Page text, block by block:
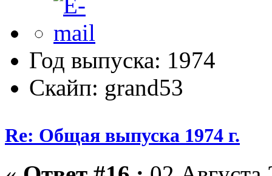
Год выпуска: 1974
Скайп: grand53
Re: Общая выпуска 1974 г.